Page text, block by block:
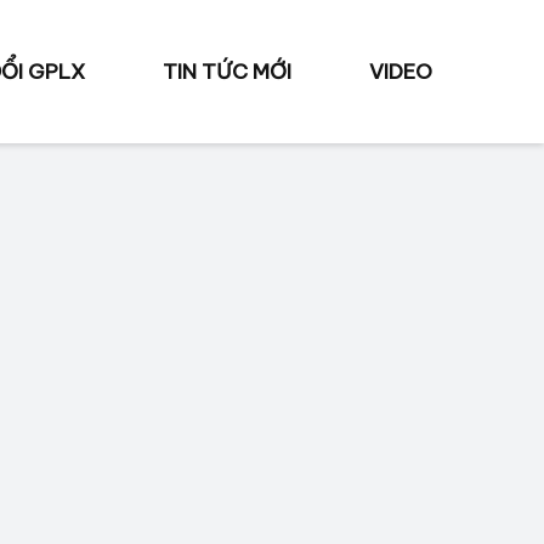
GPLX TIN TỨC MỚI VIDEO